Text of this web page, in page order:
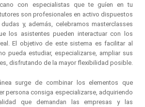
con especialistas que te guíen en tu
son profesionales en activo dispuestos
y, además, celebramos masterclasses
los asistentes pueden interactuar con los
El objetivo de este sistema es facilitar al
pueda estudiar, especializarse, ampliar sus
disfrutando de la mayor flexibilidad posible.
surge de combinar los elementos que
persona consiga especializarse, adquiriendo
que demandan las empresas y las